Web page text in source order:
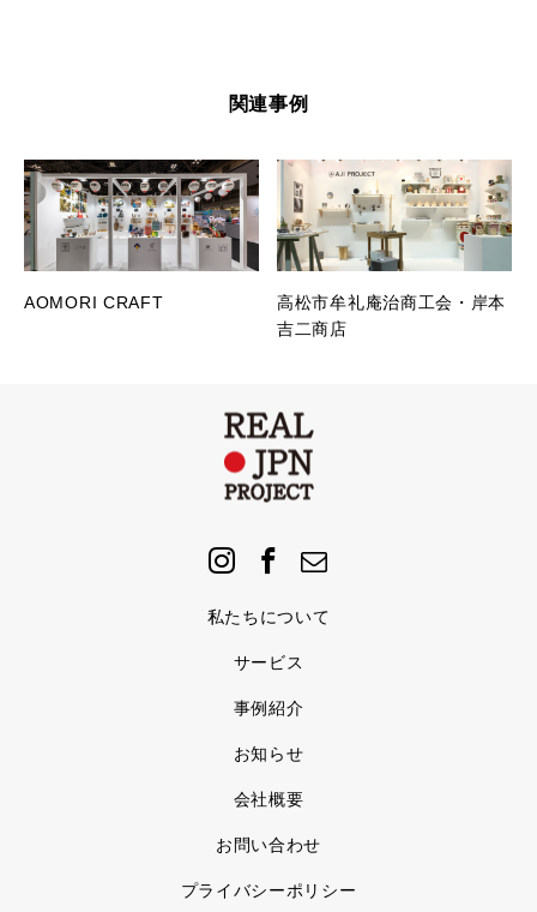
関連事例
AOMORI CRAFT
高松市牟礼庵治商工会・岸本
吉二商店
私たちについて
サービス
事例紹介
お知らせ
会社概要
お問い合わせ
プライバシーポリシー